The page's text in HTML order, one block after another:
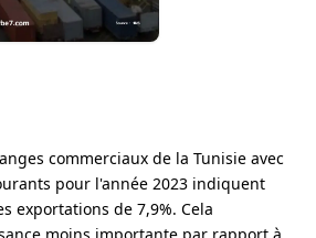
commerciaux de la Tunisie avec
pour l'année 2023 indiquent
exportations de 7,9%. Cela